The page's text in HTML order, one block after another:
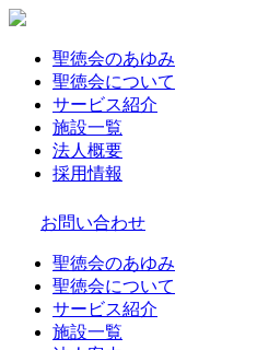
聖徳会のあゆみ
聖徳会について
サービス紹介
施設一覧
法人概要
採用情報
お問い合わせ
聖徳会のあゆみ
聖徳会について
サービス紹介
施設一覧